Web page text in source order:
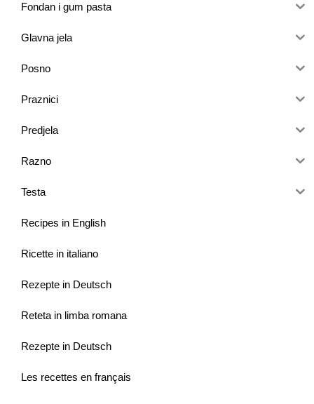
Fondan i gum pasta
Glavna jela
Posno
Praznici
Predjela
Razno
Testa
Recipes in English
Ricette in italiano
Rezepte in Deutsch
Reteta in limba romana
Rezepte in Deutsch
Les recettes en français